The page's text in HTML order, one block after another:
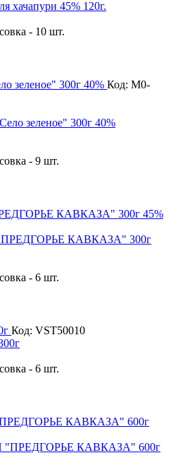
- 10 шт.
зеленое" 300г 40% Код: M0-
- 9 шт.
КАВКАЗА" 300г 45%
- 6 шт.
Код: VST50010
- 6 шт.
КАВКАЗА" 600г